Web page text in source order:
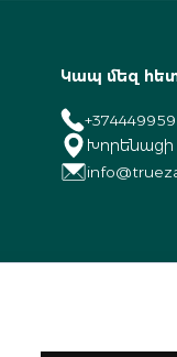
Կապ մեզ
Խորենացի